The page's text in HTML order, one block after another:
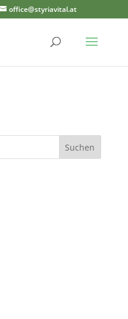
office@styriavital.at
Suchen